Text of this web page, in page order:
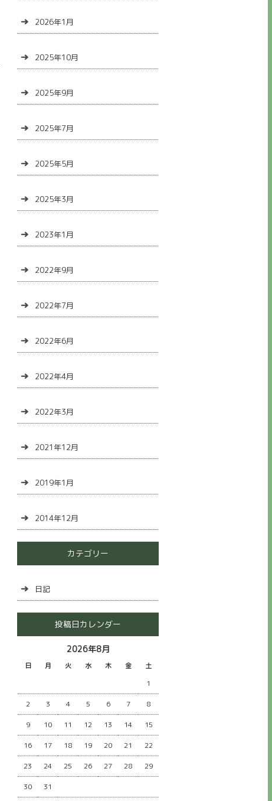
2026年1月
2025年10月
2025年9月
2025年7月
2025年5月
2025年3月
2023年1月
2022年9月
2022年7月
2022年6月
2022年4月
2022年3月
2021年12月
2019年1月
2014年12月
カテゴリー
日記
投稿日カレンダー
2026年8月
日 月 火 水 木 金 土
1
2 3 4 5 6 7 8
9 10 11 12 13 14 15
16 17 18 19 20 21 22
23 24 25 26 27 28 29
30 31